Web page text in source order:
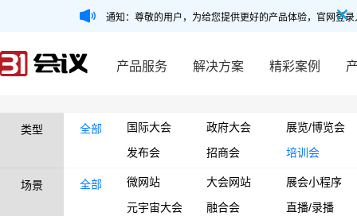
通知：尊敬的用户，为给您提供更好的产品体验，官网登
产品服务 解决方案 精彩案例
类型 全部 国际大会 政府大会
展览/博览会
发布会
招商会 培训会
场景 全部 微网站 大会网站
展会小程序
元宇宙大会
融合会
直播/录播